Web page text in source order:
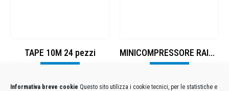
Informativa breve cookie Questo sito utilizza i cookie tecnici, per le statistiche e
TAPE 10M 24 pezzi MINICOMPRESSORE RAIDER 2 CYLINDER 220W